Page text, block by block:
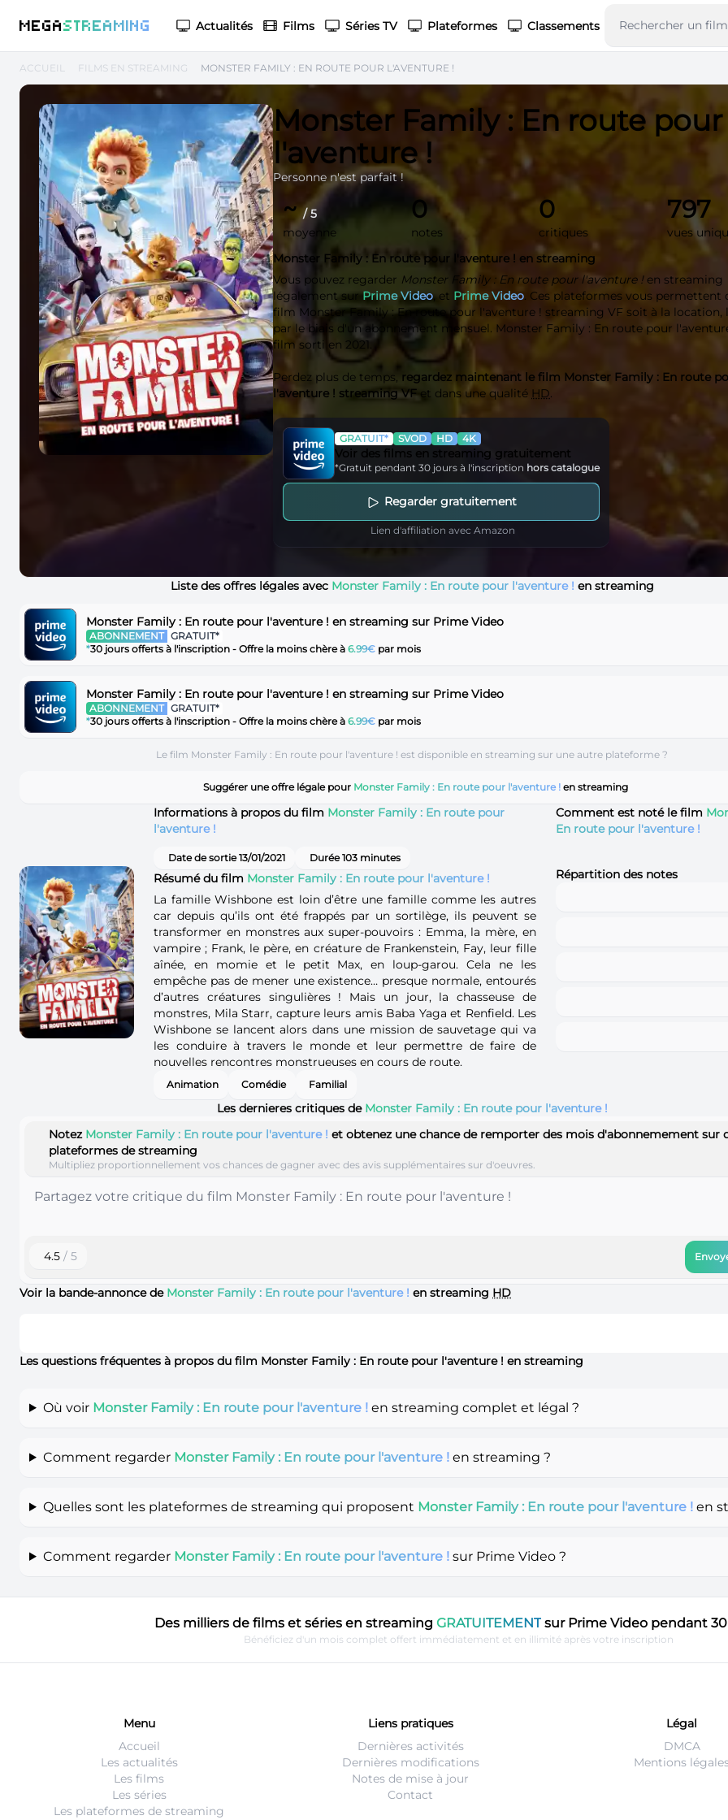
MEGASTREAMING Actualités Films Séries TV Plateformes Classements
ACCUEIL FILMS EN STREAMING MONSTER FAMILY : EN ROUTE POUR L'AVENTURE !
Monster Family : En route pour
l'aventure !
Personne n'est parfait !
~/ 5
moyenne
0
notes
0
critiques
797
vues
Monster Family : En route pour l'aventure ! en streaming
Vous pouvez regarder Monster Family : En route pour l'aventure !en streaming
légalement surPrime Video, et Prime Video. Ces plateformes vous permettent
film Monster Family : En route pour l'aventure ! streaming VF soit à la location,
par le biais d'un abonnement mensuel. Monster Family : En route pour
film sorti en 2021.
Perdez plus de temps, regardez maintenant le film Monster Family : En route
l'aventure ! streaming VFet dans une qualité HD.
GRATUIT* SVOD HD 4K
Voir des films en streaming gratuitement
*Gratuit pendant 30 jours à l'inscription hors catalogue
Regarder gratuitement
Lien d'affiliation avec Amazon
Liste des offres légales avec Monster Family : En route pour l'aventure ! en streaming
Monster Family : En route pour l'aventure ! en streaming sur Prime Video
ABONNEMENT GRATUIT*
*30 jours offerts à l'inscription - Offre la moins chère à 6.99€ par mois
Monster Family : En route pour l'aventure ! en streaming sur Prime Video
ABONNEMENT GRATUIT*
*30 jours offerts à l'inscription - Offre la moins chère à 6.99€ par mois
Le film Monster Family : En route pour l'aventure ! est disponible en streaming sur une autre plateforme ?
Suggérer une offre légale pour Monster Family : En route pour l'aventure !en streaming
Informations à propos du film Monster Family : En route pour
l'aventure !
Date de sortie 13/01/2021 Durée 103 minutes
Résumé du film Monster Family : En route pour l'aventure !
La famille Wishbone est loin d’être une famille comme les autres
car depuis qu’ils ont été frappés par un sortilège, ils peuvent se
transformer en monstres aux super-pouvoirs : Emma, la mère, en
vampire ; Frank, le père, en créature de Frankenstein, Fay, leur fille
aînée, en momie et le petit Max, en loup-garou. Cela ne les
empêche pas de mener une existence… presque normale, entourés
d’autres créatures singulières ! Mais un jour, la chasseuse de
monstres, Mila Starr, capture leurs amis Baba Yaga et Renfield. Les
Wishbone se lancent alors dans une mission de sauvetage qui va
les conduire à travers le monde et leur permettre de faire de
nouvelles rencontres monstrueuses en cours de route.
Animation Comédie Familial
Comment est noté le film
En route pour l'aventure !
Répartition des notes
Les dernieres critiques de Monster Family : En route pour l'aventure !
Notez Monster Family : En route pour l'aventure ! et obtenez une chance de remporter des mois d'abonnemement sur
plateformes de streaming
Multipliez proportionnellement vos chances de gagner avec des avis supplémentaires sur d'oeuvres.
4.5 / 5
Voir la bande-annonce de Monster Family : En route pour l'aventure ! en streaming HD
Les questions fréquentes à propos du film Monster Family : En route pour l'aventure ! en streaming
Où voir Monster Family : En route pour l'aventure !en streaming complet et légal ?
Comment regarder Monster Family : En route pour l'aventure !en streaming ?
Quelles sont les plateformes de streaming qui proposent Monster Family : En route pour l'aventure !en
Comment regarder Monster Family : En route pour l'aventure !sur Prime Video ?
Des milliers de films et séries en streamingGRATUITEMENT sur Prime Video pendant
Bénéficiez d'un mois complet offert immédiatement et en illimité après votre inscription
Menu
Accueil
Les actualités
Les films
Les séries
Les plateformes de streaming
Liens pratiques
Dernières activités
Dernières modifications
Notes de mise à jour
Contact
Légal
DMCA
Mentions